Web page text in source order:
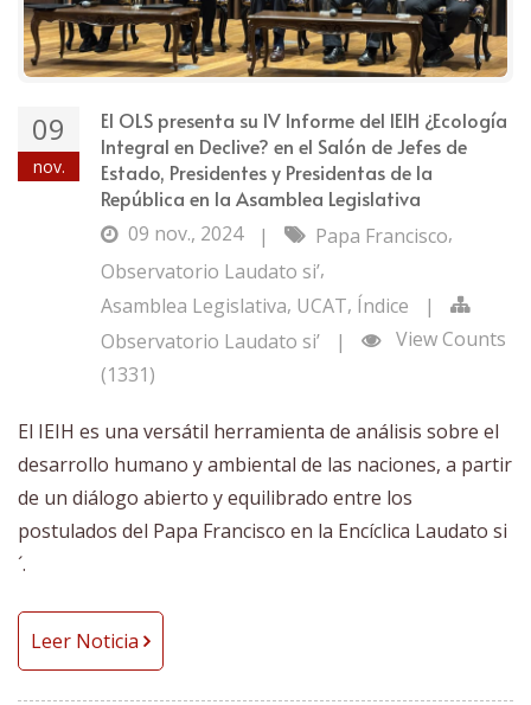
09
nov.
El OLS presenta su IV Informe del IEIH ¿Ecología
Integral en Declive? en el Salón de Jefes de
Estado, Presidentes y Presidentas de la
República en la Asamblea Legislativa
09 nov., 2024
| Papa Francisco,
Observatorio Laudato si’,
Asamblea Legislativa, UCAT, Índice
|
Observatorio Laudato si’
|
View Counts
(1331)
El IEIH es una versátil herramienta de análisis sobre el
desarrollo humano y ambiental de las naciones, a partir
de un diálogo abierto y equilibrado entre los
postulados del Papa Francisco en la Encíclica Laudato si
´.
Leer Noticia